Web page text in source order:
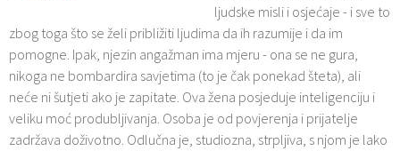
ljudske misli i osjećaje - i sve to
zbog toga što se želi približiti ljudima da ih razumije i da im
pomogne. Ipak, njezin angažman ima mjeru - ona se ne gura,
nikoga ne bombardira savjetima (to je čak ponekad šteta), ali
neće ni šutjeti ako je zapitate. Ova žena posjeduje inteligenciju i
veliku moć produbljivanja. Osoba je od povjerenja i prijatelje
zadržava doživotno. Odlučna je, studiozna, strpljiva, s njom je lako